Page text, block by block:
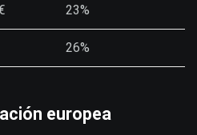
23%
26%
europea